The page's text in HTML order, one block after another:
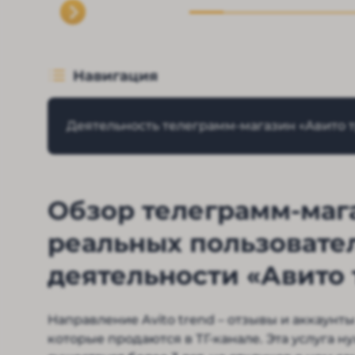
Навигация
Деятельность телеграмм-магазин «Авито
Обзор телеграмм-
реальных
деятельности «Авито
Направление Avito trend – отзывы и
которые продаются в ТГ-канале. Эта услуга